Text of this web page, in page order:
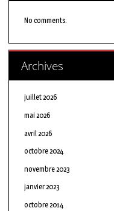
No comments.
Archives
juillet 2026
mai 2026
avril 2026
octobre 2024
novembre 2023
janvier 2023
octobre 2014